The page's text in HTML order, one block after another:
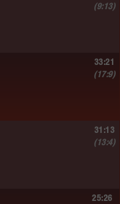
(9:13)
33:21
(17:9)
31:13
(13:4)
25:26